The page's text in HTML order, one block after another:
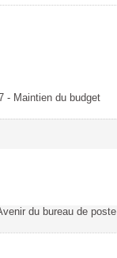
- Maintien du budget
du bureau de poste